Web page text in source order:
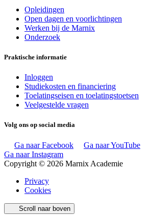
Opleidingen
Open dagen en voorlichtingen
Werken bij de Marnix
Onderzoek
Praktische informatie
Inloggen
Studiekosten en financiering
Toelatingseisen en toelatingstoetsen
Veelgestelde vragen
Volg ons op social media
Ga naar Facebook Ga naar YouTube
Ga naar Instagram
Copyright © 2026 Marnix Academie
Privacy
Cookies
Scroll naar boven